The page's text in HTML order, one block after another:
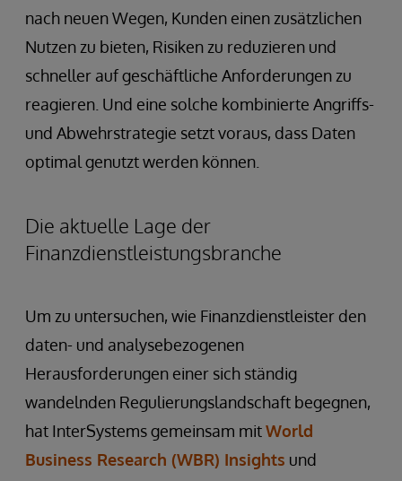
nach neuen Wegen, Kunden einen zusätzlichen
Nutzen zu bieten, Risiken zu reduzieren und
schneller auf geschäftliche Anforderungen zu
reagieren. Und eine solche kombinierte Angriffs-
und Abwehrstrategie setzt voraus, dass Daten
optimal genutzt werden können.
Die aktuelle Lage der
Finanzdienstleistungsbranche
Um zu untersuchen, wie Finanzdienstleister den
daten- und analysebezogenen
Herausforderungen einer sich ständig
wandelnden Regulierungslandschaft begegnen,
hat InterSystems gemeinsam mitWorld
Business Research (WBR) Insights und